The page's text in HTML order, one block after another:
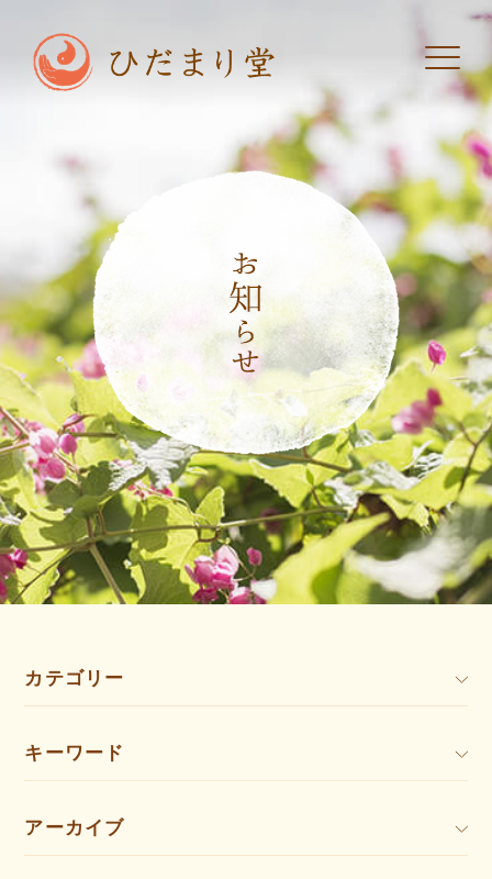
カテゴリー
キーワード
アーカイブ